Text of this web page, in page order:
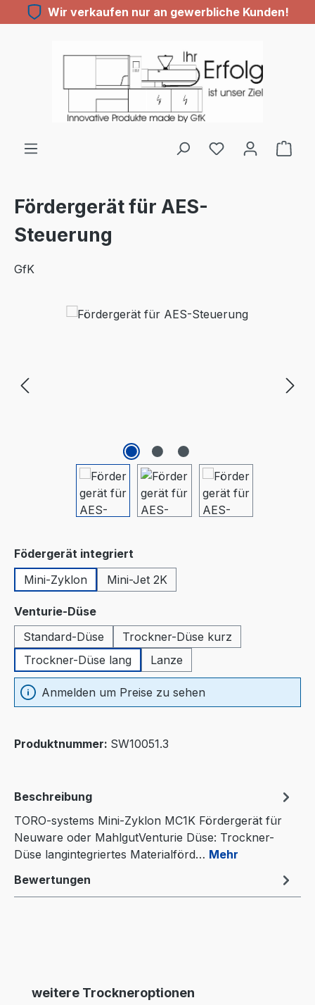
Zum Hauptinhalt springen
Wir verkaufen nur an gewerbliche Kunden!
Fördergerät für AES-
Steuerung
GfK
Bildergalerie überspringen
Födergerät integriert
Mini-Zyklon
Mini-Jet 2K
Venturie-Düseauswählen
Standard-Düse
Trockner-Düse kurz
Trockner-Düse lang
Lanze
Anmelden um Preise zu sehen
Produktnummer: SW10051.3
Beschreibung
TORO-systems Mini-Zyklon MC1K Fördergerät für
Neuware oder MahlgutVenturie Düse: Trockner-
Düse langintegriertes Materialförd… Mehr
Bewertungen
Produktgalerie überspringen
weitere Trockneroptionen